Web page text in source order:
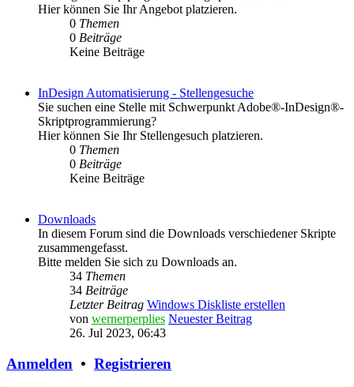
Hier können Sie Ihr Angebot platzieren.
0 Themen
0 Beiträge
Keine Beiträge
InDesign Automatisierung - Stellengesuche
Sie suchen eine Stelle mit Schwerpunkt Adobe®-InDesign®-
Skriptprogrammierung?
Hier können Sie Ihr Stellengesuch platzieren.
0 Themen
0 Beiträge
Keine Beiträge
Downloads
In diesem Forum sind die Downloads verschiedener Skripte
zusammengefasst.
Bitte melden Sie sich zu Downloads an.
34 Themen
34 Beiträge
Letzter Beitrag Windows Diskliste erstellen
von wernerperplies Neuester Beitrag
26. Jul 2023, 06:43
Anmelden • Registrieren